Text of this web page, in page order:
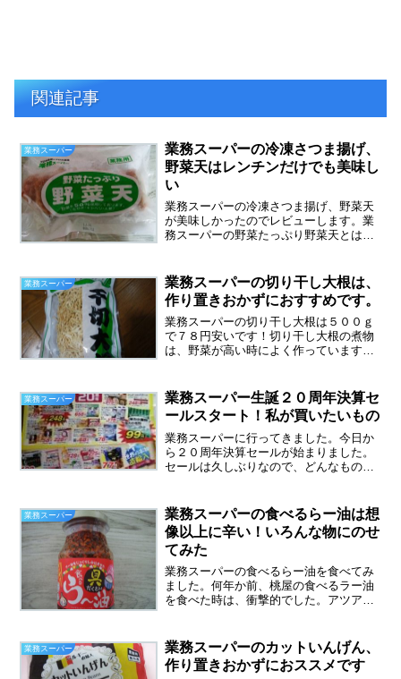
関連記事
業務スーパー
業務スーパーの冷凍さつま揚げ、
野菜天はレンチンだけでも美味し
い
業務スーパーの冷凍さつま揚げ、野菜天
が美味しかったのでレビューします。業
務スーパーの野菜たっぷり野菜天とは、
８円でした。さつま揚げって、意外とい
ろいろな料理に活用できる...
業務スーパー
業務スーパーの切り干し大根は、
作り置きおかずにおすすめです。
業務スーパーの切り干し大根は５００ｇ
で７８円安いです！切り干し大根の煮物
は、野菜が高い時によく作っています。
し大根は、作り置きおかずにおすすめで
す。５００ｇ７８円という...
業務スーパー
業務スーパー生誕２０周年決算セ
ールスタート！私が買いたいもの
業務スーパーに行ってきました。今日か
ら２０周年決算セールが始まりました。
セールは久しぶりなので、どんなものが
決算セールスタート！下記チラシは神奈
川バージョン関東地方のも...
業務スーパー
業務スーパーの食べるらー油は想
像以上に辛い！いろんな物にのせ
てみた
業務スーパーの食べるらー油を食べてみ
ました。何年か前、桃屋の食べるラー油
を食べた時は、衝撃的でした。アツアツ
もありました。業務スーパーの食べるら
ー油は、桃屋の食べるラー...
業務スーパー
業務スーパーのカットいんげん、
作り置きおかずにおススメです